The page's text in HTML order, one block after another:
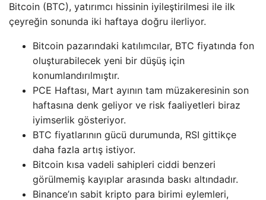
Bitcoin (BTC), yatırımcı hissinin iyileştirilmesi ile ilk
çeyreğin sonunda iki haftaya doğru ilerliyor.
Bitcoin pazarındaki katılımcılar, BTC fiyatında fon
oluşturabilecek yeni bir düşüş için
konumlandırılmıştır.
PCE Haftası, Mart ayının tam müzakeresinin son
haftasına denk geliyor ve risk faaliyetleri biraz
iyimserlik gösteriyor.
BTC fiyatlarının gücü durumunda, RSI gittikçe
daha fazla artış istiyor.
Bitcoin kısa vadeli sahipleri ciddi benzeri
görülmemiş kayıplar arasında baskı altındadır.
Binance’ın sabit kripto para birimi eylemleri,